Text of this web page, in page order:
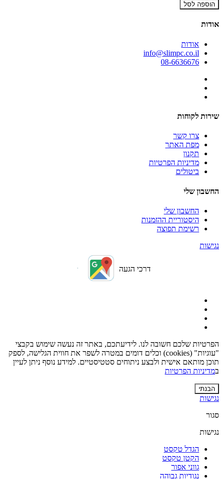
הוספה לסל
אודות
אודות
info@slimpc.co.il
08-6636676
שירות לקוחות
צרו קשר
מפת האתר
תקנון
מדיניות הפרטיות
ביטולים
החשבון שלי
החשבון שלי
היסטוריית ההזמנות
רשימת תפוצה
נגישות
דרכי הגעה
הפרטיות שלכם חשובה לנו. לידיעתכם, באתר זה נעשה שימוש בקבצי
"עוגיות" (cookies) וכלים דומים במטרה לשפר את חווית הגלישה, לספק
תוכן מותאם אישית ולבצע ניתוחים סטטיסטיים. למידע נוסף ניתן לעיין
במדיניות הפרטיות
הבנתי
נגישות
סגור
נגישות
הגדל טקסט
הקטן טקסט
גווני אפור
נגודיות גבוהה